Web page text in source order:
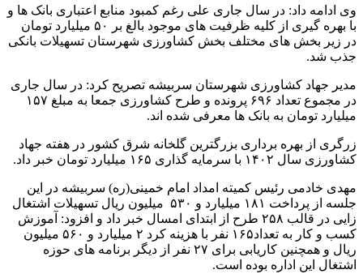
وی ادامه داد: در سال جاری علی رغم کمبود منابع اعتباری بانک ها و
با بهره گیری از کلیه ظرفیت های موجود بالغ بر ۵۰ میلیارد تومان
در زیر بخش های مختلف بخش کشاورزی شهرستان تسهیلات بانکی
جذب شد.
مدیر جهاد کشاورزی شهرستان سربیشه تصریح کرد: در سال جاری
در مجموع تعداد ۶۹۶ پرونده و طرح کشاورزی جمعا به مبلغ ۱۵۷
میلیارد تومان به بانک ها معرفی شده اند.
زرگری از بهره برداری بزرگترین گلخانه شرق کشور در هفته جهاد
کشاورزی سال ۱۴۰۲ با سرمایه گذاری ۱۶۵ میلیارد تومان خبر داد.
مهدی خادمی رئیس کمیته امداد امام خمینی(ره) سربیشه در این
جلسه از پرداخت ۱۸۱ میلیارد و ۵۳۰ میلیون ریال تسهیلات اشتغال
زایی در قالب ۲۵۸ طرح از ابتدای امسال خبر داد و افزود: آموزش
کسب و کار به تعداد۱۶۵ نفر با هزینه کرد ۲ میلیارد و ۵۶۰ میلیون
ریال و همچنین کاریابی برای ۲۷ نفر از دیگر برنامه های حوزه
اشتغال این اداره بوده است.